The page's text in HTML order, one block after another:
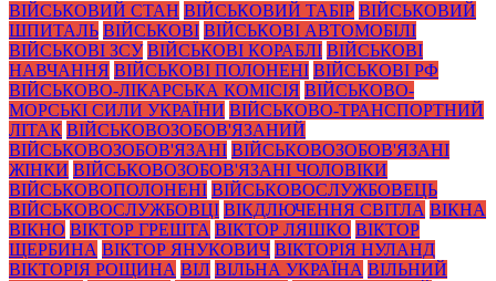
ВІЙСЬКОВИЙ СТАН ВІЙСЬКОВИЙ ТАБІР ВІЙСЬКОВИЙ
ШПИТАЛЬ ВІЙСЬКОВІ ВІЙСЬКОВІ АВТОМОБІЛІ
ВІЙСЬКОВІ ЗСУ ВІЙСЬКОВІ КОРАБЛІ ВІЙСЬКОВІ
НАВЧАННЯ ВІЙСЬКОВІ ПОЛОНЕНІ ВІЙСЬКОВІ РФ
ВІЙСЬКОВО-ЛІКАРСЬКА КОМІСІЯ ВІЙСЬКОВО-
МОРСЬКІ СИЛИ УКРАЇНИ ВІЙСЬКОВО-ТРАНСПОРТНИЙ
ЛІТАК ВІЙСЬКОВОЗОБОВ'ЯЗАНИЙ
ВІЙСЬКОВОЗОБОВ'ЯЗАНІ ВІЙСЬКОВОЗОБОВ'ЯЗАНІ
ЖІНКИ ВІЙСЬКОВОЗОБОВ'ЯЗАНІ ЧОЛОВІКИ
ВІЙСЬКОВОПОЛОНЕНІ ВІЙСЬКОВОСЛУЖБОВЕЦЬ
ВІЙСЬКОВОСЛУЖБОВЦІ ВІКДЛЮЧЕННЯ СВІТЛА ВІКНА
ВІКНО ВІКТОР ГРЕШТА ВІКТОР ЛЯШКО ВІКТОР
ЩЕРБИНА ВІКТОР ЯНУКОВИЧ ВІКТОРІЯ НУЛАНД
ВІКТОРІЯ РОЩИНА ВІЛ ВІЛЬНА УКРАЇНА ВІЛЬНИЙ